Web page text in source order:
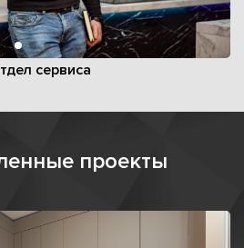
сервиса
проекты